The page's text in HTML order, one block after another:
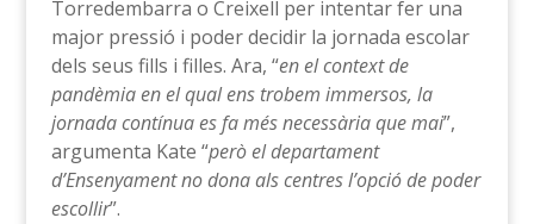
Torredembarra o Creixell per intentar fer una
major pressió i poder decidir la jornada escolar
dels seus fills i filles. Ara, “en el context de
pandèmia en el qual ens trobem immersos, la
jornada contínua es fa més necessària que mai”,
argumenta Kate “però el departament
d’Ensenyament no dona als centres l’opció de poder
escollir”.